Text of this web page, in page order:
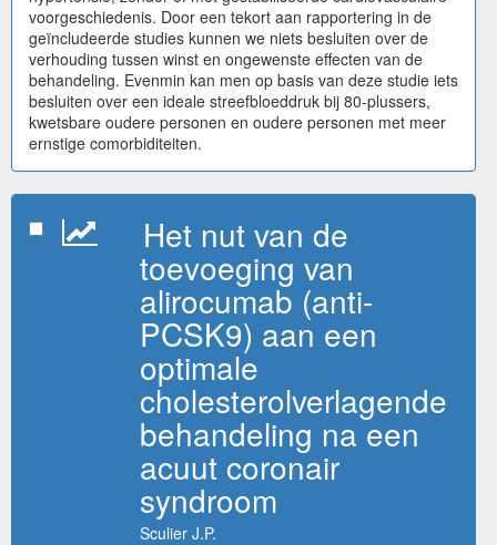
voorgeschiedenis. Door een tekort aan rapportering in de
geïncludeerde studies kunnen we niets besluiten over de
verhouding tussen winst en ongewenste effecten van de
behandeling. Evenmin kan men op basis van deze studie iets
besluiten over een ideale streefbloeddruk bij 80-plussers,
kwetsbare oudere personen en oudere personen met meer
ernstige comorbiditeiten.
Het nut van de
toevoeging van
alirocumab (anti-
PCSK9) aan een
optimale
cholesterolverlagende
behandeling na een
acuut coronair
syndroom
Sculier J.P.